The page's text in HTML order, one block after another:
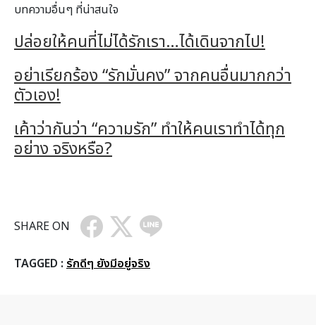
บทความอื่นๆ ที่น่าสนใจ
ปล่อยให้คนที่ไม่ได้รักเรา…ได้เดินจากไป!
อย่าเรียกร้อง “รักมั่นคง” จากคนอื่นมากกว่า
ตัวเอง!
เค้าว่ากันว่า “ความรัก” ทำให้คนเราทำได้ทุก
อย่าง จริงหรือ?
SHARE ON
TAGGED : รักดีๆ ยังมีอยู่จริง